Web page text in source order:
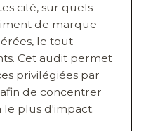
cité, sur quels
de marque
le tout
Cet audit permet
privilégiées par
de concentrer
le plus d'impact.